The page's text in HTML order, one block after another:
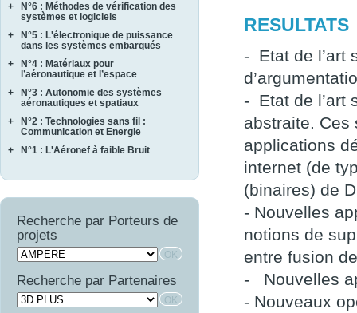
MEMORIA
ASTHER
COMIFO
MATRAS
STRASS
SYRTIPE
+
N°6 : Méthodes de vérification des
systèmes et logiciels
ALPROSE
ASCERT
CAVALE
SARDANES
+
N°5 : L'électronique de puissance
dans les systèmes embarqués
CASAREL
COTECH
EPAHT
FEMINA
+
N°4 : Matériaux pour
l’aéronautique et l’espace
AMFORTAS
CASSIS
CORTEC
RUPSCEN
THERMONC
VICOMTHE
+
N°3 : Autonomie des systèmes
aéronautiques et spatiaux
MARAE
NAVIFLOW
SCA2RS
+
N°2 : Technologies sans fil :
Communication et Energie
ASTRAL
FINEST
LIMA
WAVE SUPPLY
+ N°1 : L'Aéronef à faible Bruit
COMBE
OSCAR
Recherche par Porteurs de
projets
Recherche par Partenaires
RESULTATS
- Etat de l’art
- Etat de l’art
abstraite. Ces
applications
internet (de
(binaires) de
- Nouvelles
notions de
entre fusion
- Nouvelles
- Nouveaux